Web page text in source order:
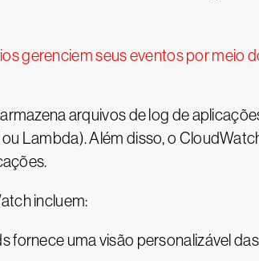
gerenciem seus eventos por meio
arquivos de log de
Lambda). Além disso, o
incluem:
fornece uma visão personalizável